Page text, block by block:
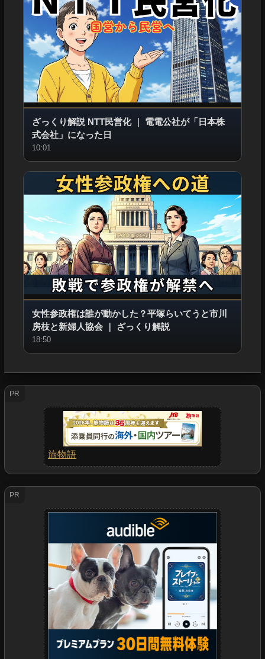
ざっくり解説 NTT民営化｜ 電電公社が「日本株
式会社」になった日
10:01
女性参政権は誰が動かした？平塚らいてうと市川
房枝と新婦人協会｜ ざっくり解説
18:50
PR
旅物語
PR